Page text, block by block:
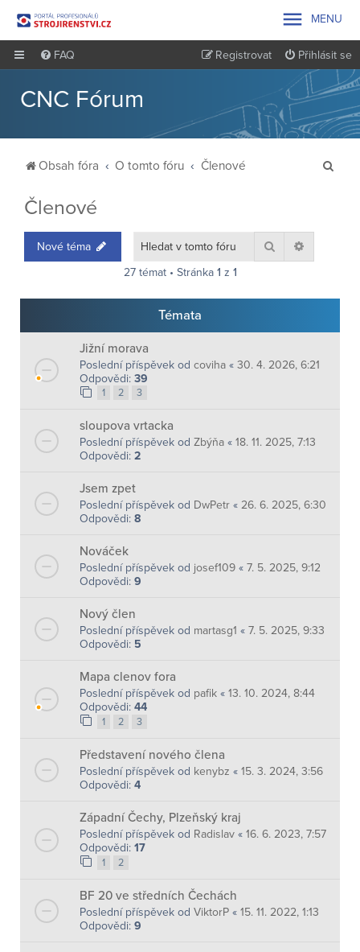
 MENU
FAQ Přihlásit se
Registrovat
CNC Fórum
Obsah fóra O tomto fóru Členové
Členové
Nové téma Hledat
27 témat • Stránka 1 z 1
Témata
Jižní morava
Poslední příspěvek od coviha « 30. 4. 2026, 6:21
Odpovědi: 39
1 2 3
sloupova vrtacka
Poslední příspěvek od Zbýňa « 18. 11. 2025, 7:13
Odpovědi: 2
Jsem zpet
Poslední příspěvek od DwPetr « 26. 6. 2025, 6:30
Odpovědi: 8
Nováček
Poslední příspěvek od josef109 « 7. 5. 2025, 9:12
Odpovědi: 9
Nový člen
Poslední příspěvek od martasg1 « 7. 5. 2025, 9:33
Odpovědi: 5
Mapa clenov fora
Poslední příspěvek od pafik « 13. 10. 2024, 8:44
Odpovědi: 44
1 2 3
Představení nového člena
Poslední příspěvek od kenybz « 15. 3. 2024, 3:56
Odpovědi: 4
Západní Čechy, Plzeňský kraj
Poslední příspěvek od Radislav « 16. 6. 2023, 7:57
Odpovědi: 17
1 2
BF 20 ve středních Čechách
Poslední příspěvek od ViktorP « 15. 11. 2022, 1:13
Odpovědi: 9